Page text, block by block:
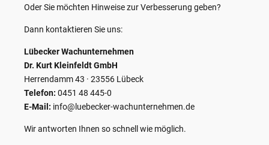
Oder Sie möchten Hinweise zur Verbesserung geben?
Dann kontaktieren Sie uns:
Lübecker Wachunternehmen
Dr. Kurt Kleinfeldt GmbH
Herrendamm 43 · 23556 Lübeck
Telefon: 0451 48 445-0
E-Mail: info@luebecker-wachunternehmen.de
Wir antworten Ihnen so schnell wie möglich.